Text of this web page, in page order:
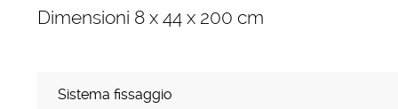
Dimensioni 8 x 44 x 200 cm
Sistema fissaggio